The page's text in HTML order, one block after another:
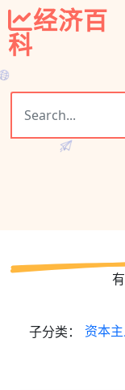
经济百
科
子分类： 资本